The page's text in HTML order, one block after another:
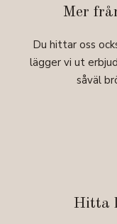
Mer
Du hittar oss
lägger vi ut
såväl
Hitta